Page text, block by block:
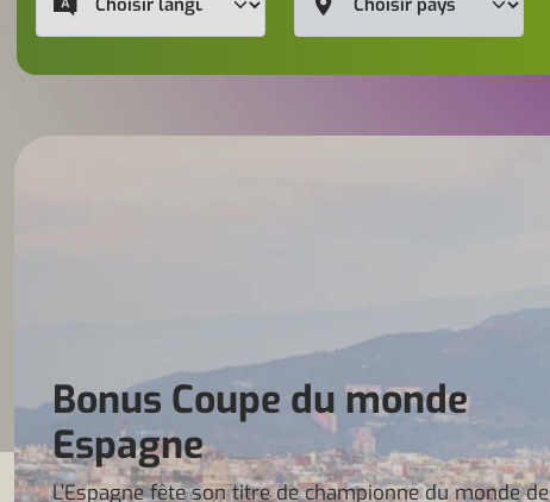
Bonus Coupe du monde
Espagne
L’Espagne fête son titre de championne du monde de